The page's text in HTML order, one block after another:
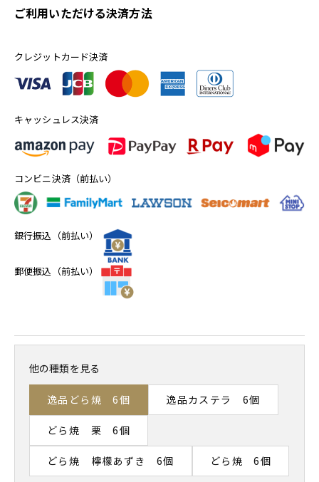
ご利用いただける決済方法
クレジットカード決済
キャッシュレス決済
コンビニ決済（前払い）
銀行振込（前払い）
郵便振込（前払い）
他の種類を見る
逸品どら焼 6個 逸品カステラ 6個
どら焼 栗 6個
どら焼 檸檬あずき 6個 どら焼 6個